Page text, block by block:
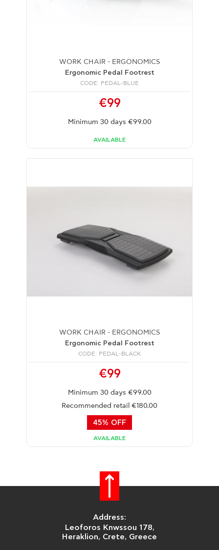
WORK CHAIR - ERGONOMICS
Ergonomic Pedal Footrest
CODE: PEDAL-BLUE
€99
Minimum 30 days €99.00
AVAILABLE
WORK CHAIR - ERGONOMICS
Ergonomic Pedal Footrest
CODE: PEDAL-BLACK
€99
Minimum 30 days €99.00
Recommended retail €180.00
45% OFF
AVAILABLE
Address:
Leoforos Knwssou 178,
Heraklion, Crete, Greece